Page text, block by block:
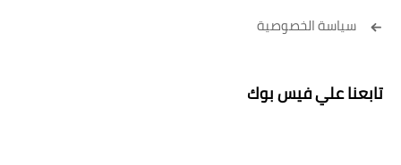
سياسة الخصوصية
تابعنا علي فيس بوك